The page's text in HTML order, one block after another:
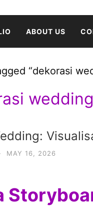
ABOUT US
“dekorasi
· MAY 16, 2026